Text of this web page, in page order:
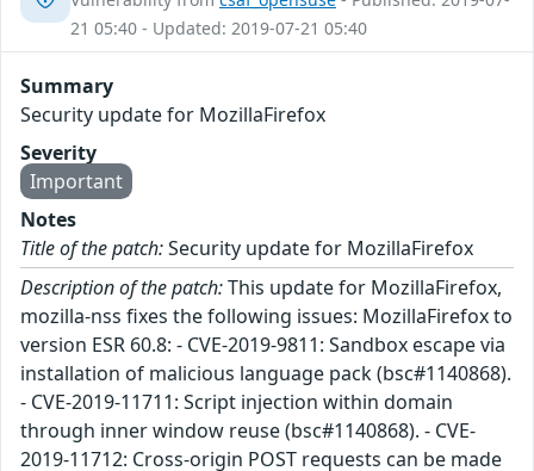
21 05:40 - Updated: 2019-07-21 05:40
Summary
Security update for MozillaFirefox
Severity
Important
Notes
Title of the patch:Security update for MozillaFirefox
Description of the patch:This update for MozillaFirefox,
mozilla-nss fixes the following issues: MozillaFirefox to
version ESR 60.8: - CVE-2019-9811: Sandbox escape via
installation of malicious language pack (bsc#1140868).
- CVE-2019-11711: Script injection within domain
through inner window reuse (bsc#1140868). - CVE-
2019-11712: Cross-origin POST requests can be made